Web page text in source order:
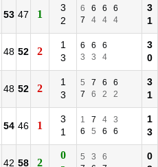
53 47 1
3
2
6 6 6
6
7
4 4 4
3
1
48 52 2
1
3
6 6
6
3
3 4
3
0
48 52 2
1
3
5 7 6
6
7
6 2 2
3
1
54 46 1
3
1
1 7 4
3
6
5 6 6
1
3
42 58 2
0
5 3
6
0